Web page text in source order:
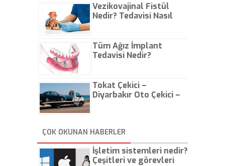
Vezikovajinal Fistül
Nedir? Tedavisi Nasıl
Tüm Ağız İmplant
Tedavisi Nedir?
Tokat Çekici –
Diyarbakır Oto Çekici –
ÇOK OKUNAN HABERLER
İşletim sistemleri nedir?
Çeşitleri ve görevleri